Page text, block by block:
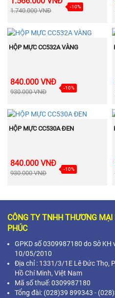
1.740.000 VNĐ
-10%
BÁN
CHẠY
MUA NGAY
HỘP MỰC CC532A VÀNG
840.000 VNĐ
930.000 VNĐ
-10%
BÁN
CHẠY
MUA NGAY
HỘP MỰC CC530A ĐEN
840.000 VNĐ
930.000 VNĐ
-10%
CÔNG TY TNHH THƯƠNG MẠI
PHÚC
GPKD số 0309987180 do Sở KH
10/05/2010
Địa chỉ : 1331/3/1E Lê Đức Thọ,
Hồ Chí Minh, Việt Nam
Mã số thuế: 0309987180
Tổng đài: (028)39 899343 -